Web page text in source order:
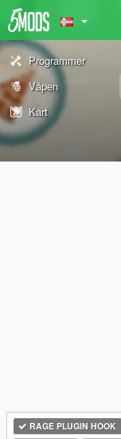
Programmer
Våpen
Kart
RAGE PLUGIN HOOK